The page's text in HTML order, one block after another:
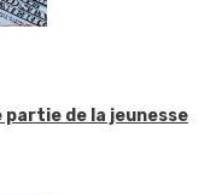
partie de la jeunesse